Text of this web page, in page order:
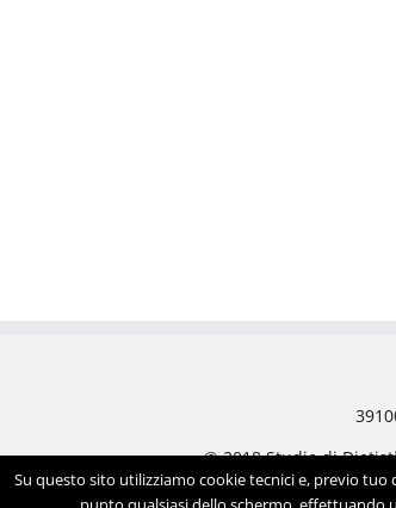
© 2018 Studio di
Su questo sito utilizziamo cookie tecnici e, previo tuo